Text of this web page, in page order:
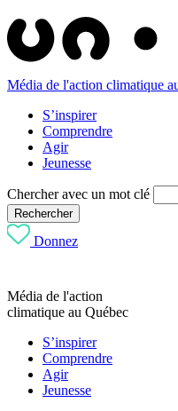
Média de l'action climatique
S’inspirer
Comprendre
Agir
Jeunesse
Chercher avec un mot clé
Rechercher
Donnez
Média de l'action
climatique au Québec
S’inspirer
Comprendre
Agir
Jeunesse